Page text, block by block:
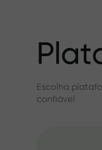
Escolha
confiável